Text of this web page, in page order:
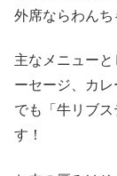
外席ならわんち
主なメニュー
ーセージ、カ
でも「牛リブ
す！